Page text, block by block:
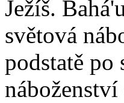
Ježíš.
světová
podstatě